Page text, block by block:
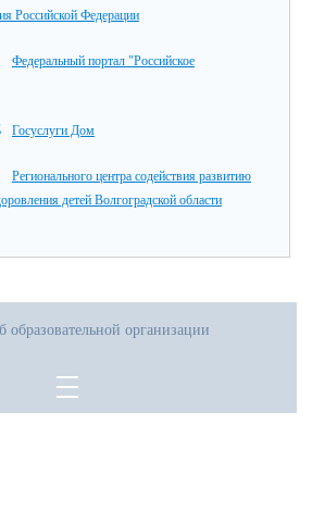
Российской Федерации
Федеральный портал "Российское
Госуслуги Дом
Регионального центра содействия развитию
детей Волгоградской области
образовательной организации